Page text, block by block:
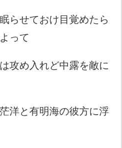
らせておけ目覚めたら
って
攻め入れど中露を敵に
洋と有明海の彼方に浮